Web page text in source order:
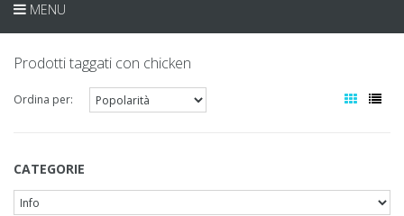
MENU
Prodotti taggati con chicken
Ordina per:
CATEGORIE